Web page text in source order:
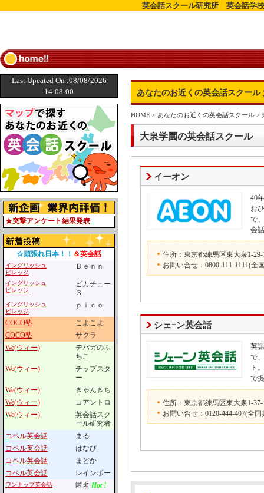
英会話スクール研究所 英会話学
Last Upeated On :08/08/2026
14:08:00
★突撃アンケート結果発表
☆頑張れ日本！！ ＆英会話
イングリッシュ
ビレッジ
Ｂｅｎｎ
イングリッシュ
ビレッジ
ピカチュー
３
イングリッシュ
ビレッジ
ｐｉｃｏ
COCO塾
こよこよ
COCO塾
サクラ
We(ウィー)
デパガのふ
ちこ
We(ウィー)
チップスタ
ー
We(ウィー)
きゃんきち
We(ウィー)
コアントロ
We(ウィー)
英会話スク
ール研究者
コペル英会話
まる
コペル英会話
はなび
コペル英会話
まどか
コペル英会話
レインボー
ワンナップ英会話 匿名 Hot !
あなたのお近くの英会話スクール
HOME > あなたのお近くの英会話スクール >
大泉学園の英会話スクール
イーオン
40
お
で
会
住所：東京都練馬区東大泉1-
お問い合せ：0800-111-1111(全
シェｰン英会話
英
で
ト
で
住所：東京都練馬区東大泉1-
お問い合せ：0120-444-407(全国